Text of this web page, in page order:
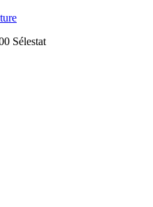
Sélestat
pills
pill